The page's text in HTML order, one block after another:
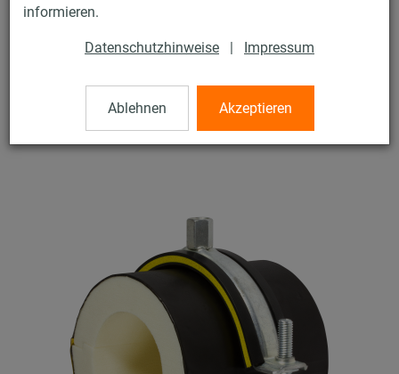
informieren.
Datenschutzhinweise | Impressum
Ablehnen Akzeptieren
ISO-Schellen RG 80
mit DÄMMGULAST® und ISO-Schale, verzinkt